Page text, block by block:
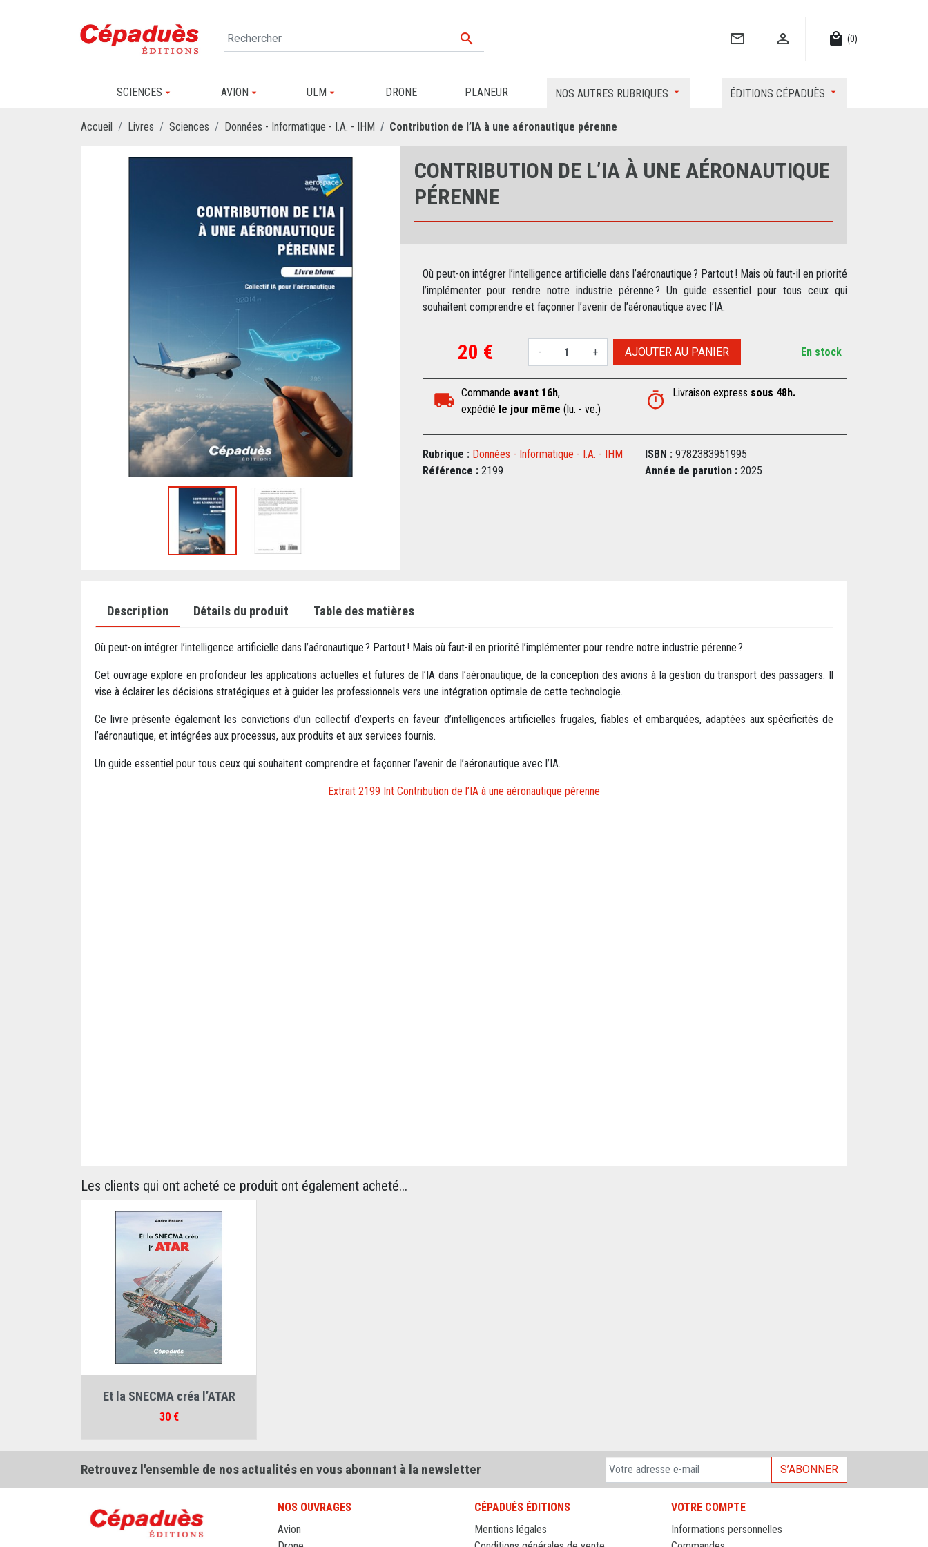
   local_mall (0)
SCIENCES AVION ULM DRONE PLANEUR NOS AUTRES RUBRIQUES ÉDITIONS CÉPADUÈS
Accueil Livres Sciences Données - Informatique - I.A. - IHM Contribution de l’IA à une aéronautique pérenne
CONTRIBUTION DE L’IA À UNE AÉRONAUTIQUE
PÉRENNE
Où peut-on intégrer l’intelligence artificielle dans l’aéronautique ? Partout ! Mais où faut-il en priorité
l’implémenter pour rendre notre industrie pérenne ? Un guide essentiel pour tous ceux qui
souhaitent comprendre et façonner l’avenir de l’aéronautique avec l’IA.
20 € - + AJOUTER AU PANIER En stock
Commande avant 16h,
expédié le jour même (lu. - ve.)
Livraison express sous 48h.
Rubrique : Données - Informatique - I.A. - IHM ISBN : 9782383951995
Référence :2199 Année de parution : 2025
Description Détails du produit Table des matières
Où peut-on intégrer l’intelligence artificielle dans l’aéronautique ? Partout ! Mais où faut-il en priorité l’implémenter pour rendre notre industrie pérenne ?
Cet ouvrage explore en profondeur les applications actuelles et futures de l’IA dans l’aéronautique, de la conception des avions à la gestion du transport des passagers. Il
vise à éclairer les décisions stratégiques et à guider les professionnels vers une intégration optimale de cette technologie.
Ce livre présente également les convictions d’un collectif d’experts en faveur d’intelligences artificielles frugales, fiables et embarquées, adaptées aux spécificités de
l’aéronautique, et intégrées aux processus, aux produits et aux services fournis.
Un guide essentiel pour tous ceux qui souhaitent comprendre et façonner l’avenir de l’aéronautique avec l’IA.
Extrait 2199 Int Contribution de l’IA à une aéronautique pérenne
Les clients qui ont acheté ce produit ont également acheté...
Et la SNECMA créa l’ATAR
Prix
30 €
Retrouvez l'ensemble de nos actualités en vous abonnant à la newsletter S’ABONNER
NOS OUVRAGES
Avion
CÉPADUÈS ÉDITIONS
Mentions légales
VOTRE COMPTE
Informations personnelles